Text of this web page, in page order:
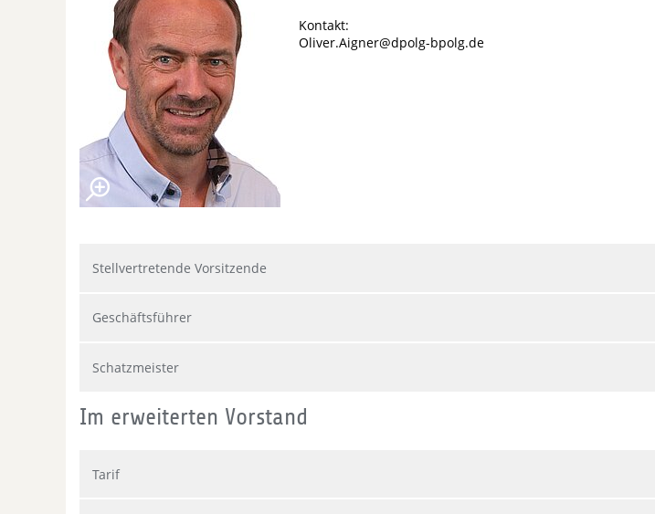
Kontakt:
Oliver.Aigner@dpolg-bpolg.de
Stellvertretende Vorsitzende
Geschäftsführer
Schatzmeister
Im erweiterten Vorstand
Tarif